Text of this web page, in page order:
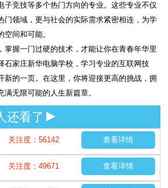
子竞技等多个热门方向的专业。这些专业不仅
门领域，更与社会的实际需求紧密相连，为学
空间和可能。
掌握一门过硬的技术，才能让你在青春年华里
石家庄新华电脑学校，学习专业的互联网技
新的一页。在这里，你将迎接更高的挑战，拥
无限可能的人生新篇章。
还看了
关注度：56142 查看详情
关注度：49671 查看详情